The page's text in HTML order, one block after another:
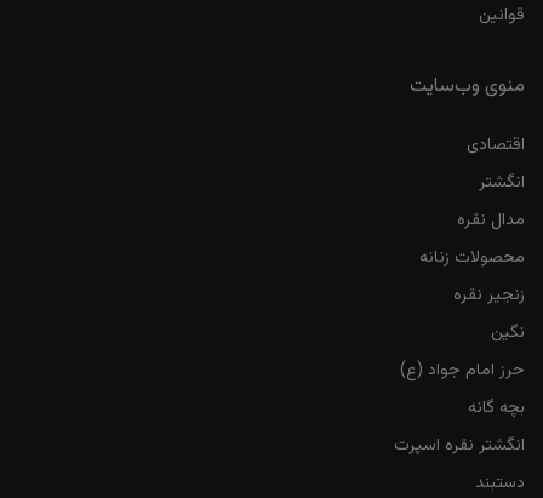
قوانین
منوی وب‌سایت
اقتصادی
انگشتر
مدال نقره
محصولات زنانه
زنجیر نقره
نگین
حرز امام جواد (ع)
بچه گانه
انگشتر نقره اسپرت
دستبند